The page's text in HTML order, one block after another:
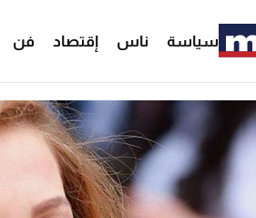
سياسة ناس إقتصاد فن